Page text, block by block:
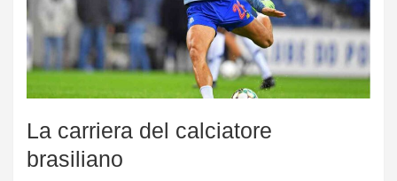
La carriera del calciatore
brasiliano